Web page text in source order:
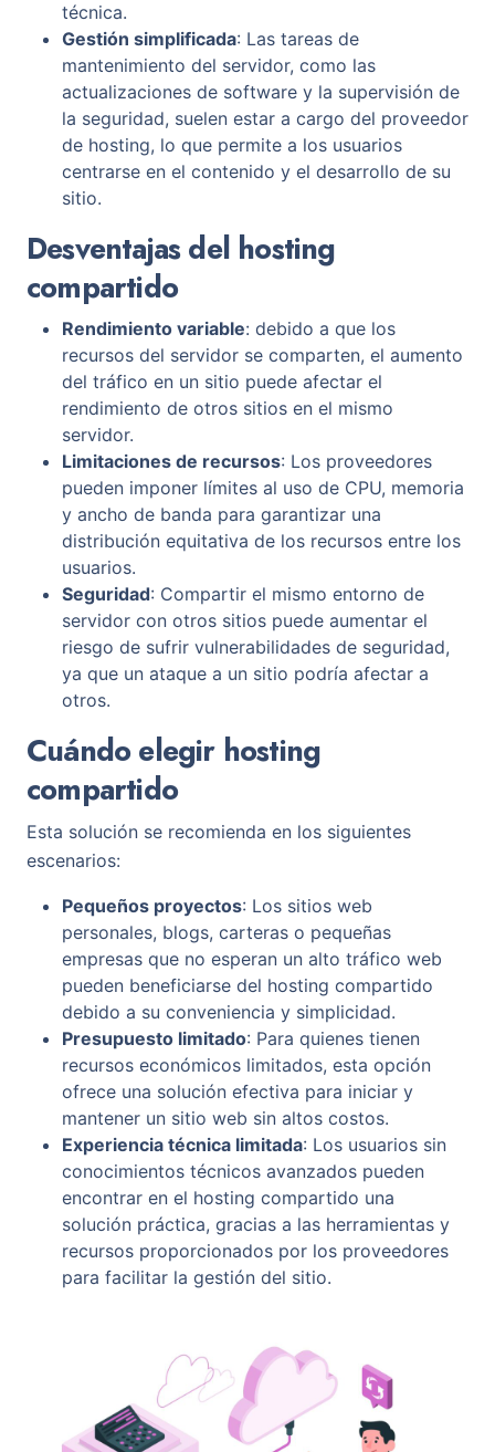
técnica.
Gestión simplificada: Las tareas de
mantenimiento del servidor, como las
actualizaciones de software y la supervisión de
la seguridad, suelen estar a cargo del proveedor
de hosting, lo que permite a los usuarios
centrarse en el contenido y el desarrollo de su
sitio.
Desventajas del hosting
compartido
Rendimiento variable: debido a que los
recursos del servidor se comparten, el aumento
del tráfico en un sitio puede afectar el
rendimiento de otros sitios en el mismo
servidor.
Limitaciones de recursos: Los proveedores
pueden imponer límites al uso de CPU, memoria
y ancho de banda para garantizar una
distribución equitativa de los recursos entre los
usuarios.
Seguridad: Compartir el mismo entorno de
servidor con otros sitios puede aumentar el
riesgo de sufrir vulnerabilidades de seguridad,
ya que un ataque a un sitio podría afectar a
otros.
Cuándo elegir hosting
compartido
Esta solución se recomienda en los siguientes
escenarios:
Pequeños proyectos: Los sitios web
personales, blogs, carteras o pequeñas
empresas que no esperan un alto tráfico web
pueden beneficiarse del hosting compartido
debido a su conveniencia y simplicidad.
Presupuesto limitado: Para quienes tienen
recursos económicos limitados, esta opción
ofrece una solución efectiva para iniciar y
mantener un sitio web sin altos costos.
Experiencia técnica limitada: Los usuarios sin
conocimientos técnicos avanzados pueden
encontrar en el hosting compartido una
solución práctica, gracias a las herramientas y
recursos proporcionados por los proveedores
para facilitar la gestión del sitio.